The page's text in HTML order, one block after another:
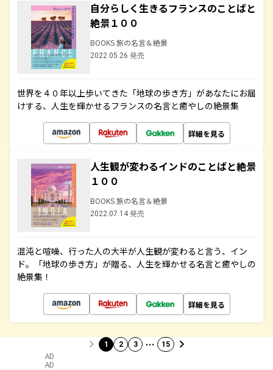
自分らしく生きるフランスのことばと
絶景１００
BOOKS 旅の名言＆絶景
2022.05.26 発売
世界を４０年以上歩いてきた「地球の歩き方」があなたにお届
けする、人生を輝かせるフランスの名言と癒やしの絶景集
詳細を見る
人生観が変わるインドのことばと絶景
１００
BOOKS 旅の名言＆絶景
2022.07.14 発売
混沌と喧噪、行った人の大半が人生観が変わると言う、イン
ド。「地球の歩き方」が贈る、人生を輝かせる名言と癒やしの
絶景集！
詳細を見る
1 2 3 … 15
AD
AD